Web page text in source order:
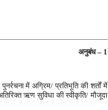
अनुबंध – 1
में अग्रिम/ प्रतिभूति की शर्तों में
ऋण सुविधा की स्वीकृति/ मौजूदा